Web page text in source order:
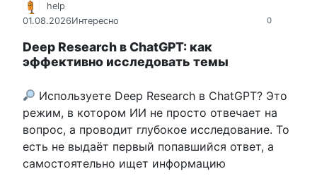
0
help
01.08.2026Интересно
Deep Research в ChatGPT: как
эффективно исследовать темы
Используете Deep Research в ChatGPT? Это
режим, в котором ИИ не просто отвечает на
вопрос, а проводит глубокое исследование. То
есть не выдаёт первый попавшийся ответ, а
самостоятельно ищет информацию